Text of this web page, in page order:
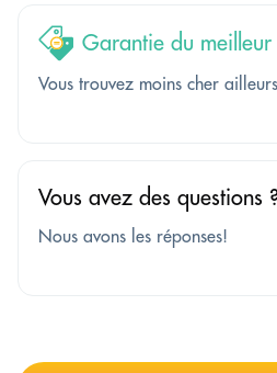
Garantie du
Vous trouvez moins cher
Vous avez des questions
Nous avons les réponses!